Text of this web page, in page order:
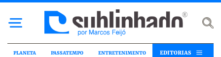
PLANETA PASSATEMPO ENTRETENIMENTO EDITORIAS